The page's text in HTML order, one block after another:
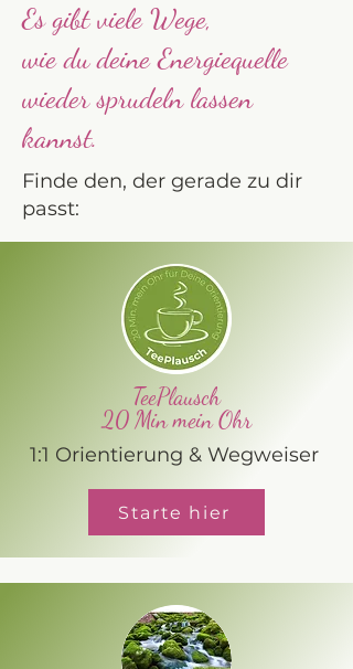
Es gibt viele Wege,
wie du deine Energiequelle
wieder sprudeln lassen
kannst.
Finde den, der gerade zu dir
passt:
TeePlausch
20 Min mein Ohr
1:1 Orientierung & Wegweiser
Starte hier